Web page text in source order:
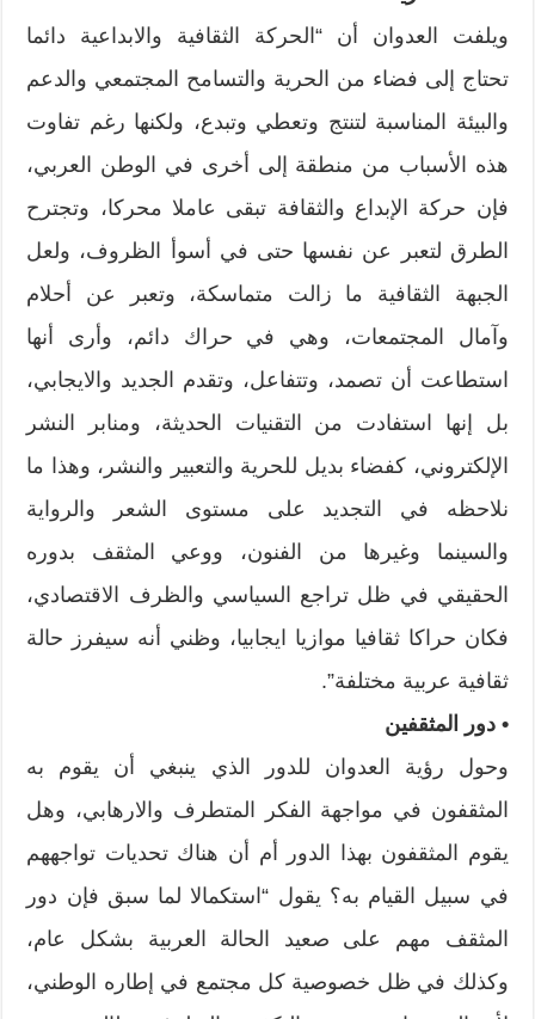
ويلفت العدوان أن “الحركة الثقافية والابداعية دائما
تحتاج إلى فضاء من الحرية والتسامح المجتمعي والدعم
والبيئة المناسبة لتنتج وتعطي وتبدع، ولكنها رغم تفاوت
هذه الأسباب من منطقة إلى أخرى في الوطن العربي،
فإن حركة الإبداع والثقافة تبقى عاملا محركا، وتجترح
الطرق لتعبر عن نفسها حتى في أسوأ الظروف، ولعل
الجبهة الثقافية ما زالت متماسكة، وتعبر عن أحلام
وآمال المجتمعات، وهي في حراك دائم، وأرى أنها
استطاعت أن تصمد، وتتفاعل، وتقدم الجديد والايجابي،
بل إنها استفادت من التقنيات الحديثة، ومنابر النشر
الإلكتروني، كفضاء بديل للحرية والتعبير والنشر، وهذا ما
نلاحظه في التجديد على مستوى الشعر والرواية
والسينما وغيرها من الفنون، ووعي المثقف بدوره
الحقيقي في ظل تراجع السياسي والظرف الاقتصادي،
فكان حراكا ثقافيا موازيا ايجابيا، وظني أنه سيفرز حالة
ثقافية عربية مختلفة”.
• دور المثقفين
وحول رؤية العدوان للدور الذي ينبغي أن يقوم به
المثقفون في مواجهة الفكر المتطرف والارهابي، وهل
يقوم المثقفون بهذا الدور أم أن هناك تحديات تواجههم
في سبيل القيام به؟ يقول “استكمالا لما سبق فإن دور
المثقف مهم على صعيد الحالة العربية بشكل عام،
وكذلك في ظل خصوصية كل مجتمع في إطاره الوطني،